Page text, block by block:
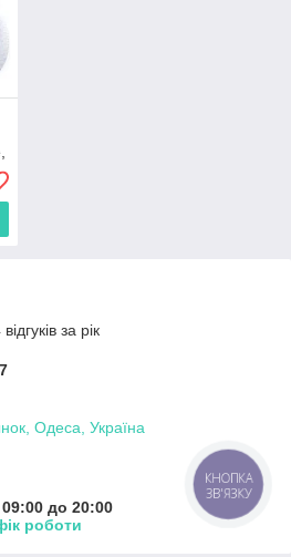
за рік
Одеса, Україна
до 20:00
роботи
КНОПКА
ЗВ'ЯЗКУ